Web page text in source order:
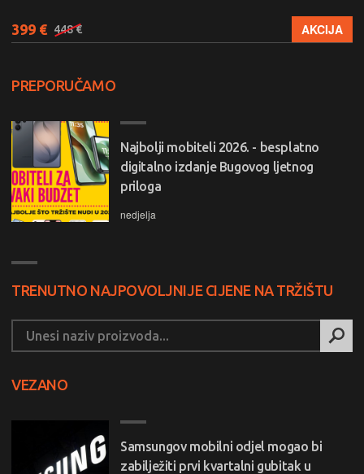
399 € 448 € AKCIJA
PREPORUČAMO
Najbolji mobiteli 2026. - besplatno
digitalno izdanje Bugovog ljetnog
priloga
nedjelja
TRENUTNO NAJPOVOLJNIJE CIJENE NA TRŽIŠTU
VEZANO
Samsungov mobilni odjel mogao bi
zabilježiti prvi kvartalni gubitak u